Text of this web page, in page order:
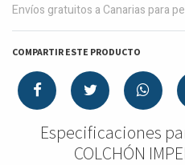
Envíos gratuitos a Canarias para
COMPARTIR ESTE PRODUCTO
Especificaciones
COLCHÓN